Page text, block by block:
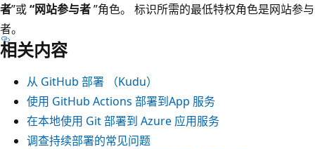
者”或“网站参与者”角色。 标识所需的最低特权角色是网站参与
者。
相关内容
从 GitHub 部署 （Kudu）
使用 GitHub Actions 部署到App 服务
在本地使用 Git 部署到 Azure 应用服务
调查持续部署的常见问题